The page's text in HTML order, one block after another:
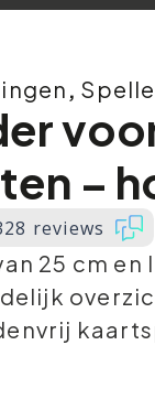
,
–
reviews
25 cm